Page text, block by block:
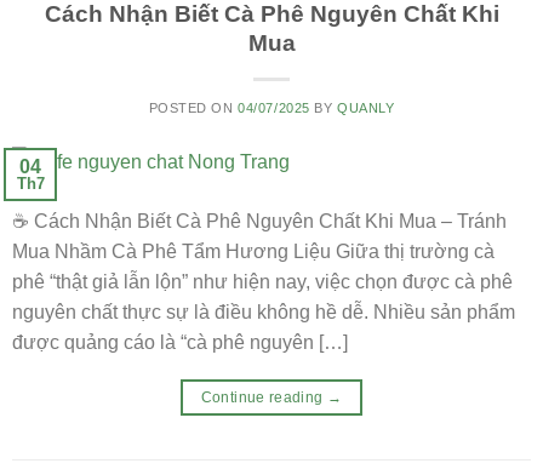
Cách Nhận Biết Cà Phê Nguyên Chất Khi
Mua
POSTED ON04/07/2025 BYQUANLY
04
Th7
☕ Cách Nhận Biết Cà Phê Nguyên Chất Khi Mua – Tránh
Mua Nhầm Cà Phê Tẩm Hương Liệu Giữa thị trường cà
phê “thật giả lẫn lộn” như hiện nay, việc chọn được cà phê
nguyên chất thực sự là điều không hề dễ. Nhiều sản phẩm
được quảng cáo là “cà phê nguyên […]
Continue reading →